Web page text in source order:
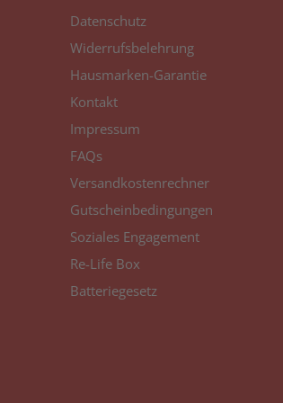
Datenschutz
Widerrufsbelehrung
Hausmarken-Garantie
Kontakt
Impressum
FAQs
Versandkostenrechner
Gutscheinbedingungen
Soziales Engagement
Re-Life Box
Batteriegesetz